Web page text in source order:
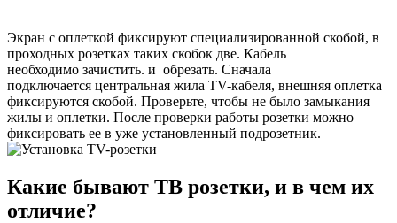
Экран с оплеткой фиксируют специализированной скобой, в
проходных розетках таких скобок две. Кабель
необходимо зачистить. и обрезать. Сначала
подключается центральная жила TV-кабеля, внешняя оплетка
фиксируются скобой. Проверьте, чтобы не было замыкания
жилы и оплетки. После проверки работы розетки можно
фиксировать ее в уже установленный подрозетник.
Какие бывают ТВ розетки, и в чем их
отличие?